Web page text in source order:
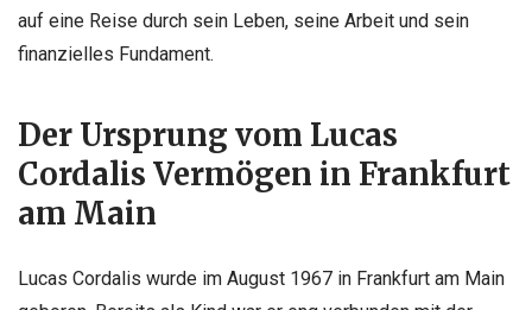
auf eine Reise durch sein Leben, seine Arbeit und sein
finanzielles Fundament.
Der Ursprung vom Lucas
Cordalis Vermögen in Frankfurt
am Main
Lucas Cordalis wurde im August 1967 in Frankfurt am Main